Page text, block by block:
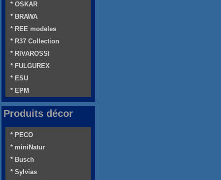
* OSKAR
* BRAWA
* REE modeles
* R37 Collection
* RIVAROSSI
* FULGUREX
* ESU
* EPM
Produits décor
* PECO
* miniNatur
* Busch
* Sylvias